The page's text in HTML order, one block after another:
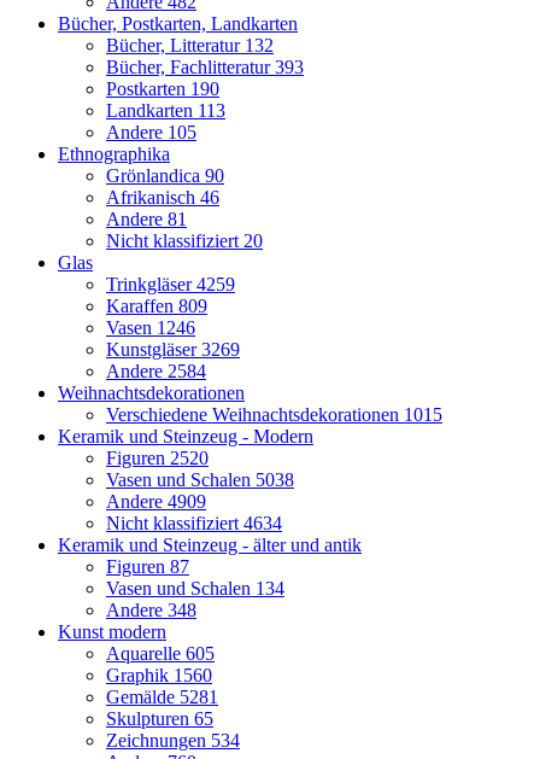
Bücher, Postkarten, Landkarten
Bücher, Litteratur 132
Bücher, Fachlitteratur393
Postkarten 190
Landkarten 113
Andere 105
Ethnographika
Grönlandica 90
Afrikanisch 46
Andere 81
Nicht klassifiziert 20
Glas
Trinkgläser4259
Karaffen 809
Vasen 1246
Kunstgläser3269
Andere 2584
Weihnachtsdekorationen
Verschiedene Weihnachtsdekorationen 1015
Keramik und Steinzeug - Modern
Figuren 2520
Vasen und Schalen 5038
Andere 4909
Nicht klassifiziert 4634
Keramik und Steinzeug - älter und antik
Figuren 87
Vasen und Schalen 134
Andere 348
Kunst modern
Aquarelle 605
Graphik 1560
Gemälde 5281
Skulpturen 65
Zeichnungen 534